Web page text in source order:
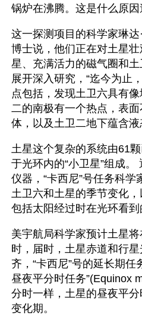
锅炉在沸腾。这是什么原因
这一探测项目的科学家琳
博士说，他们正在对土星
星、充满活力的磁气圈和
展开深入研究，“迄今为止
点包括，发现土卫六具有
二的南极有一个热点，表
体，以及土卫二地下蕴含液
土星这个复杂的系统由61
于光环内的“小卫星”组成
仪器，“卡西尼”号任务科
土卫六和土星的季节变化，
包括太阳经过时在光环看到
美宇航局科学家预计土星
时，届时，土星赤道和行
齐，“卡西尼”号的延长期任
昼夜平分时任务”(Equinox
分时一样，土星的昼夜平
变化期。